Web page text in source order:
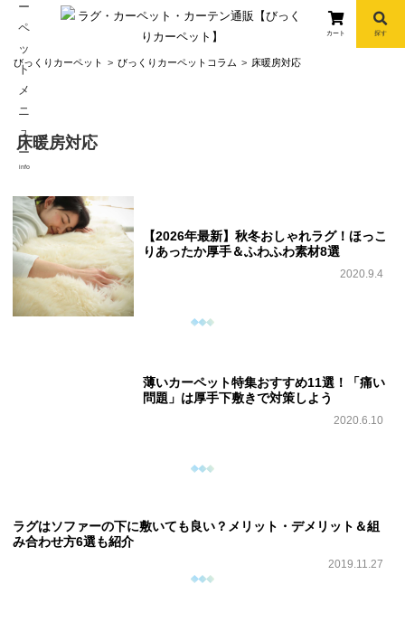
info
カート 探す
びっくりカーペット びっくりカーペットコラム 床暖房対応
床暖房対応
【2026年最新】秋冬おしゃれラグ！ほっこ
りあったか厚手＆ふわふわ素材8選
2020.9.4
薄いカーペット特集おすすめ11選！「痛い
問題」は厚手下敷きで対策しよう
2020.6.10
ラグはソファーの下に敷いても良い？メリット・デメリット＆組
み合わせ方6選も紹介
2019.11.27